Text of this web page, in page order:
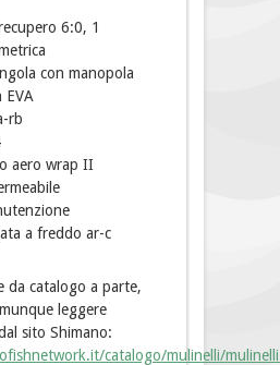
6:0, 1
con manopola
EVA
rb
aero wrap II
a freddo ar-c
da catalogo a parte,
leggere
sito Shimano:
catalogo/mulinelli/